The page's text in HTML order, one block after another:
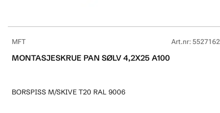
MFT Art.nr:
MONTASJESKRUE PAN SØLV 4,2X25 A100
BORSPISS M/SKIVE T20 RAL 9006